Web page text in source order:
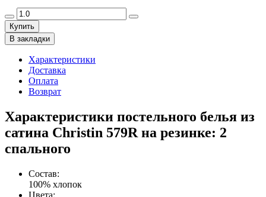
Купить
В закладки
Характеристики
Доставка
Оплата
Возврат
Характеристики постельного белья из
сатина Christin 579R на резинке: 2
спального
Состав:
100% хлопок